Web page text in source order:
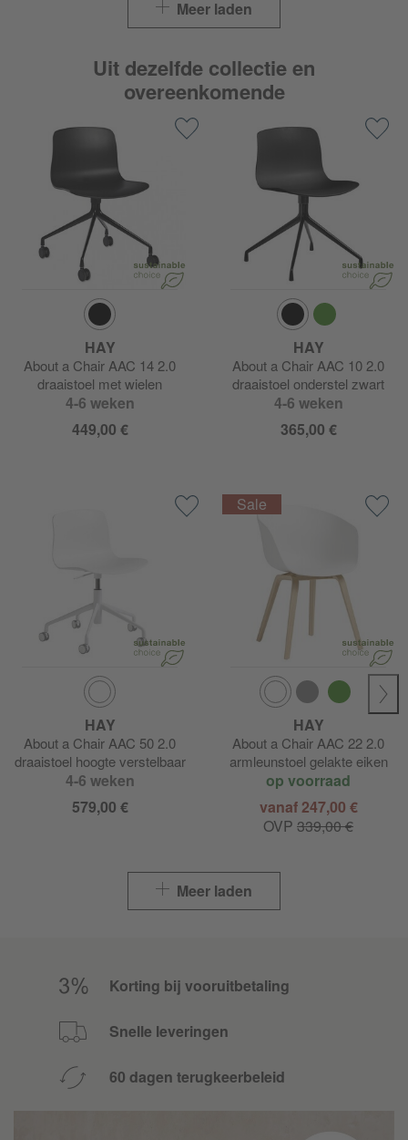
Meer laden
Uit dezelfde collectie en
overeenkomende
HAY
About a Chair AAC 14 2.0
draaistoel met wielen
4-6 weken
449,00 €
HAY
About a Chair AAC 10 2.0
draaistoel onderstel zwart
4-6 weken
365,00 €
HAY
About a Chair AAC 50 2.0
draaistoel hoogte verstelbaar
4-6 weken
579,00 €
HAY
About a Chair AAC 22 2.0
armleunstoel gelakte eiken
op voorraad
vanaf 247,00 €
OVP 339,00 €
Meer laden
Korting bij vooruitbetaling
Snelle leveringen
60 dagen terugkeerbeleid